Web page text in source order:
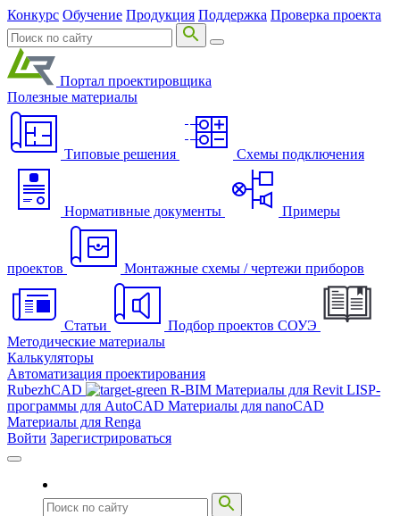
Конкурс Обучение Продукция Поддержка Проверка проекта
Портал проектировщика
Полезные материалы
Типовые решения Схемы подключения
Нормативные документы Примеры
проектов Монтажные схемы / чертежи приборов
Статьи
Подбор проектов СОУЭ
Методические материалы
Калькуляторы
Автоматизация проектирования
RubezhCAD
R-BIM Материалы для Revit LISP-
программы для AutoCAD Материалы для nanoCAD
Материалы для Renga
Войти Зарегистрироваться